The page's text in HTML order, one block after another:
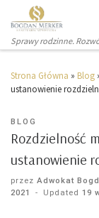
Sprawy rodzinne.
Strona Główna » Blog
ustanowienie
BLOG
Rozdzielność
ustanowienie
przez Adwokat
2021
- Updated19